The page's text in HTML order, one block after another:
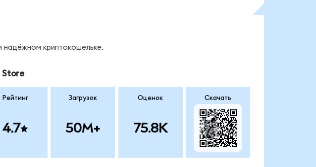
надёжном криптокошельке.
Store
Рейтинг
4.7
Загрузок
50M+
Оценок
75.8K
Скачать